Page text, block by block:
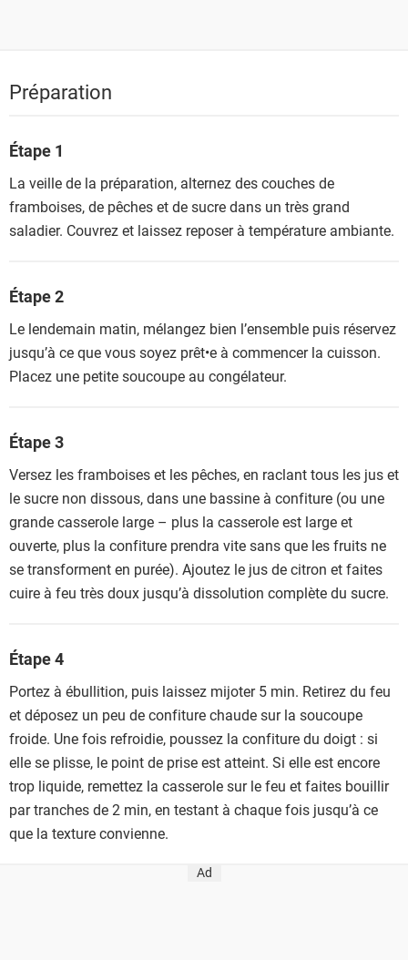
Préparation
Étape 1
La veille de la préparation, alternez des couches de
framboises, de pêches et de sucre dans un très grand
saladier. Couvrez et laissez reposer à température ambiante.
Étape 2
Le lendemain matin, mélangez bien l’ensemble puis réservez
jusqu’à ce que vous soyez prêt•e à commencer la cuisson.
Placez une petite soucoupe au congélateur.
Étape 3
Versez les framboises et les pêches, en raclant tous les jus et
le sucre non dissous, dans une bassine à confiture (ou une
grande casserole large – plus la casserole est large et
ouverte, plus la confiture prendra vite sans que les fruits ne
se transforment en purée). Ajoutez le jus de citron et faites
cuire à feu très doux jusqu’à dissolution complète du sucre.
Étape 4
Portez à ébullition, puis laissez mijoter 5 min. Retirez du feu
et déposez un peu de confiture chaude sur la soucoupe
froide. Une fois refroidie, poussez la confiture du doigt : si
elle se plisse, le point de prise est atteint. Si elle est encore
trop liquide, remettez la casserole sur le feu et faites bouillir
par tranches de 2 min, en testant à chaque fois jusqu’à ce
que la texture convienne.
Ad